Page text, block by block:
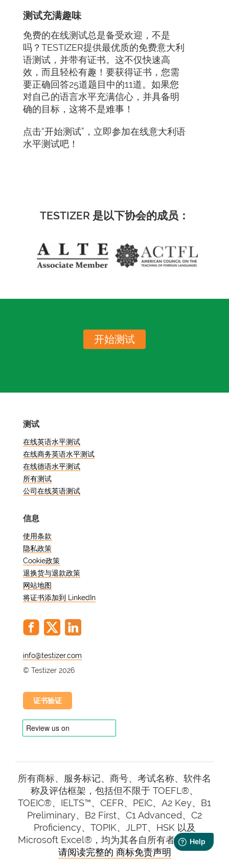
测试充满趣味
免费的在线测试总是备受欢迎，不是
吗？TESTIZER提供最优质的免费意大利
语测试，并带有证书。这不仅快速高
效，而且轻松有趣！要获得证书，您需
要正确回答25道题目中的11道。如果您
对自己的语言水平充满信心，并具备明
确的目标，这将不是难事！
点击“开始测试”，立即参加在线意大利语
水平测试吧！
TESTIZER 是以下协会的成员：
开始测试
测试
在线英语水平测试
在线商务英语水平测试
在线德语水平测试
所有测试
公司在线英语测试
信息
使用条款
隐私政策
Cookie政策
退换货与退款政策
网站地图
将证书添加到 LinkedIn
@
© Testizer 2026
证书验证
所有商标、服务标记、商号、考试名称、软件名
称及评估框架，包括但不限于 TOEFL®、
TOEIC®、IELTS™、CEFR、PEIC、A2 Key、B1
Preliminary、B2 First、C1 Advanced、C2
Proficiency、TOPIK、JLPT、HSK 以及
Microsoft Excel®，均为其各自所有者的财产。
请阅读完整的 商标免责声明